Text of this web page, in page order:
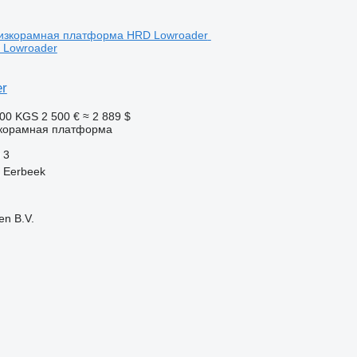
KGS 2 500 € ≈ 2 889 $
платформа
3
B.V.